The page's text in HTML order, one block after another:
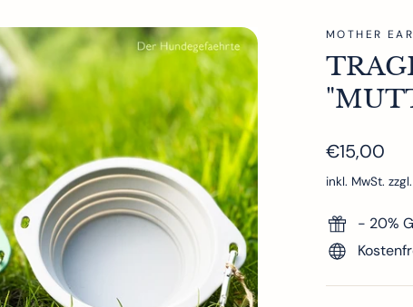
MOTHER
Normaler
Preis
€15,00
inkl. MwSt. zzgl.
- 20%